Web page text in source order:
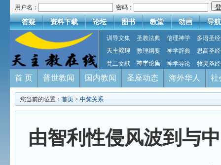
用户名： 密码：
答疑 资料下载 论坛 图书 教堂 动画 导航
训导文集 圣教法典 信理神学
多语圣经
天主教理
教理纲要 神学辞典
思高圣经
梵二文献
神学论集 神学导论 牧灵圣经
首 页 普世教闻 国内教闻 圣座动态 海外华人 社
您当前的位置： 首页 > 中梵关系
由智利性侵风波到与